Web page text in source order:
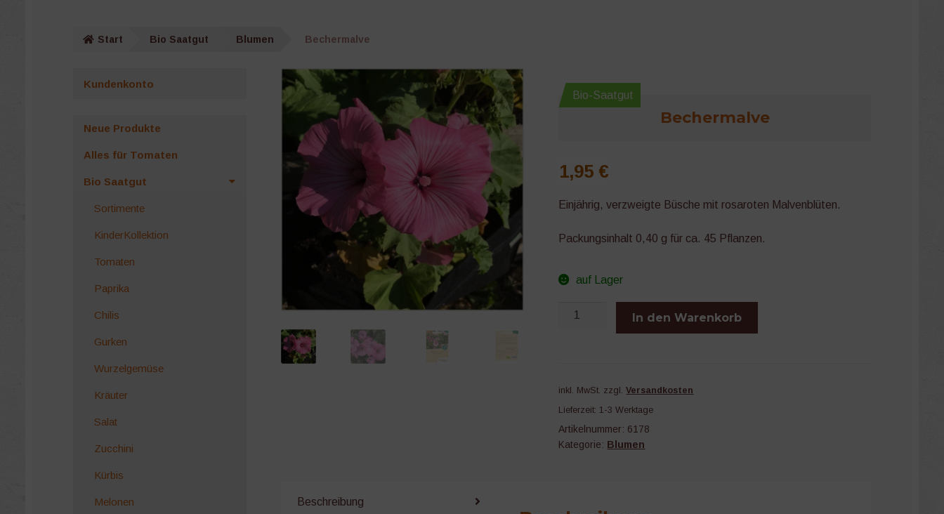
Start Bio Saatgut Blumen Bechermalve
Bio-Saatgut
Bechermalve
1,95€
Einjährig, verzweigte Büsche mit rosaroten Malvenblüten.
Packungsinhalt 0,40 g für ca. 45 Pflanzen.
auf Lager
Bechermalve
In den Warenkorb
inkl. MwSt. zzgl.Versandkosten
Lieferzeit: 1-3 Werktage
Artikelnummer: 6178
Kategorie: Blumen
Beschreibung
Kundenkonto
Neue Produkte
Alles für Tomaten
Bio Saatgut
Sortimente
KinderKollektion
Tomaten
Paprika
Chilis
Gurken
Wurzelgemüse
Kräuter
Salat
Zucchini
Kürbis
Melonen